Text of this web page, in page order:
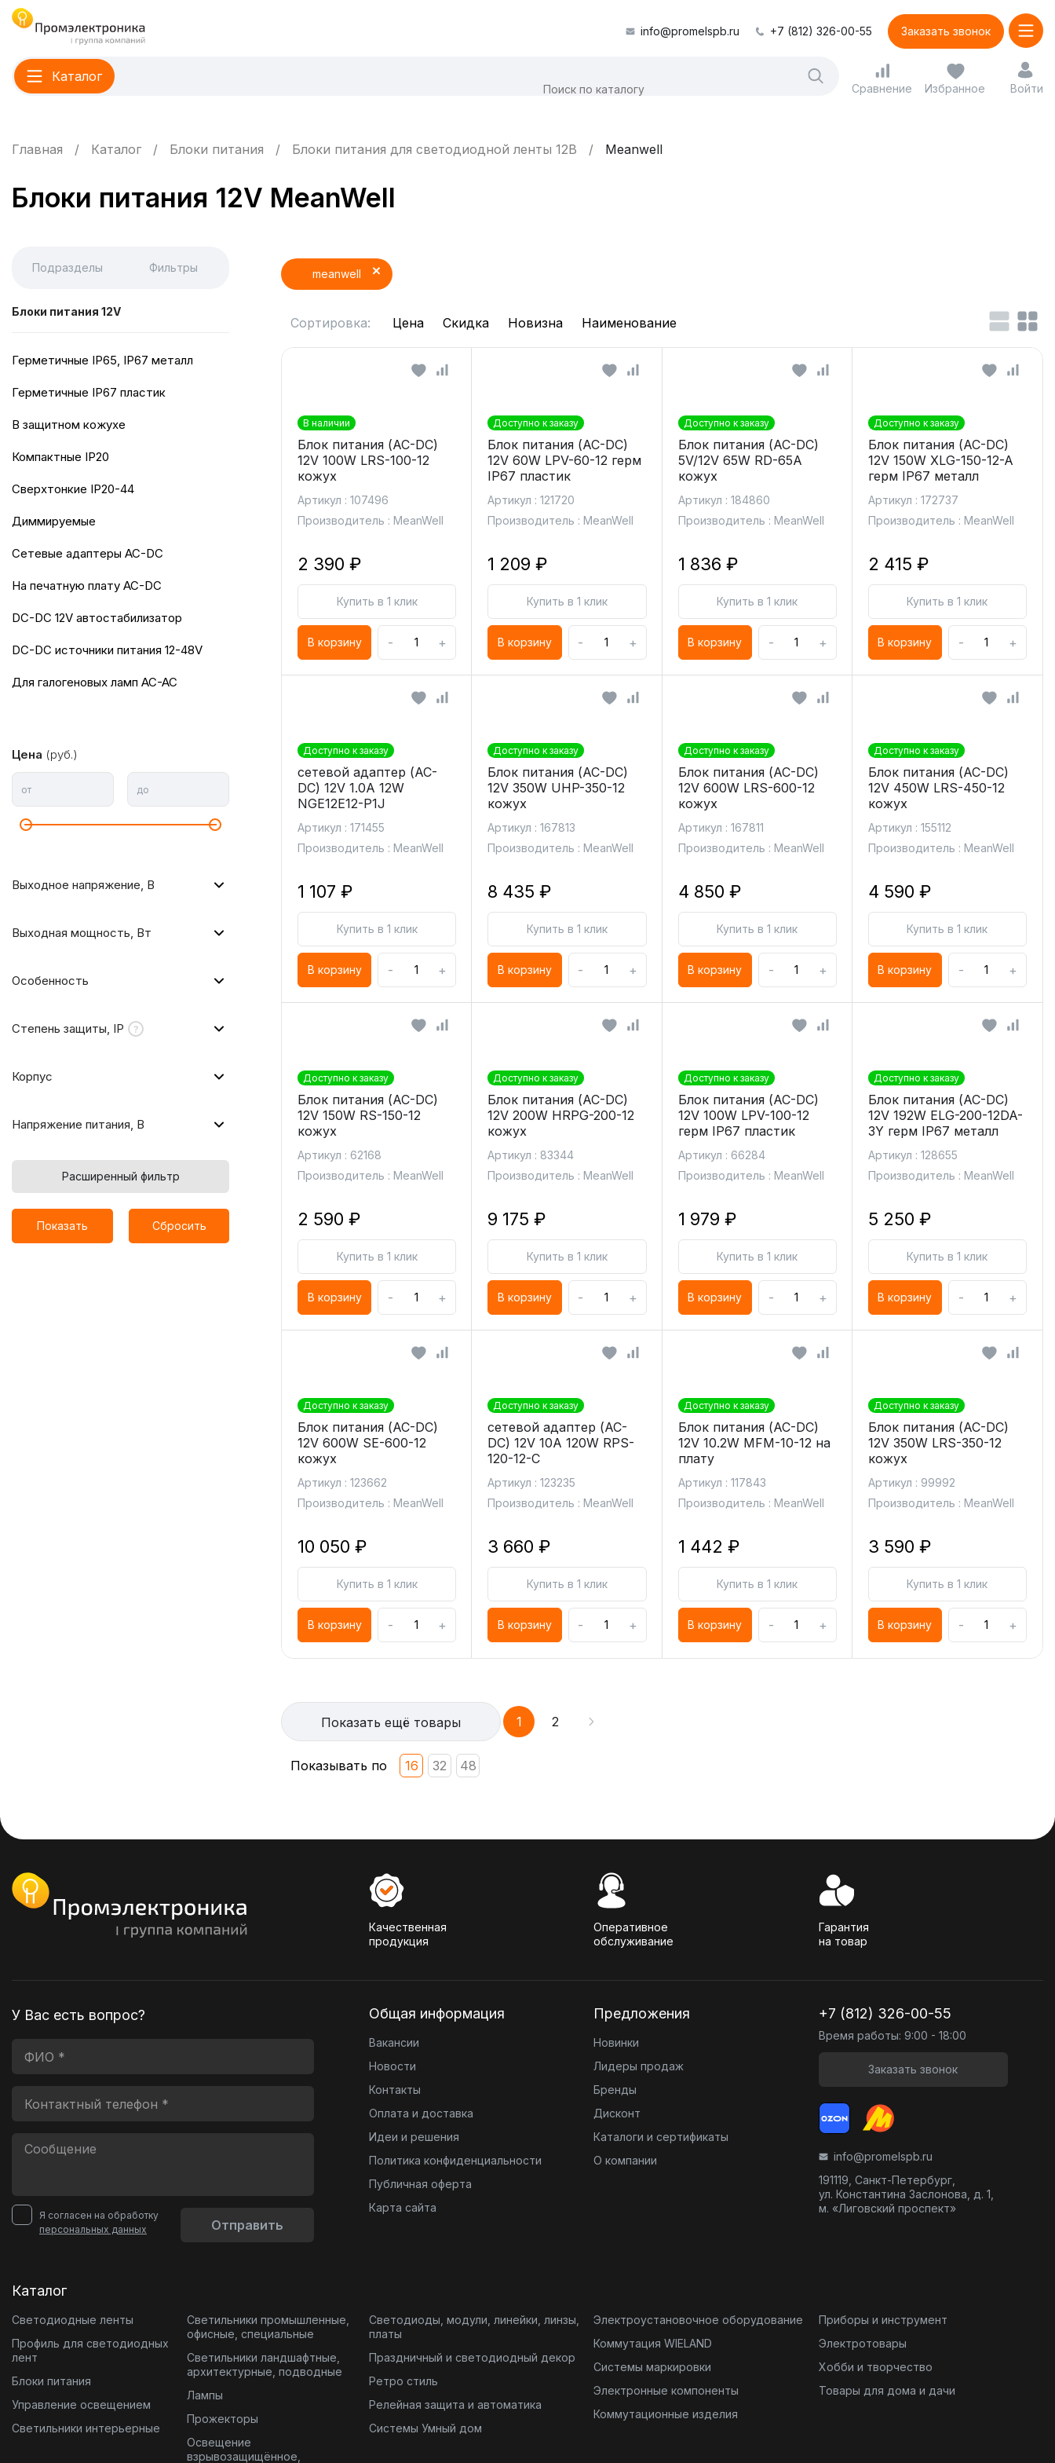
info@promelspb.ru +7 (812) 326-00-55 Заказать звонок
Каталог
Сравнение Избранное Войти
Главная Каталог Блоки питания Блоки питания для светодиодной ленты 12В Meanwell
Блоки питания 12V MeanWell
Подразделы Фильтры
Блоки питания 12V
герметичные IP65, IP67 металл
герметичные IP67 пластик
в защитном кожухе
компактные IP20
сверхтонкие IP20-44
диммируемые
сетевые адаптеры AC-DC
на печатную плату AC-DC
DC-DC 12V автостабилизатор
DC-DC источники питания 12-48V
для галогеновых ламп AC-AC
Цена (руб.)
от до
Выходное напряжение, В
Выходная мощность, Вт
Особенность
Степень защиты, IP
Корпус
Напряжение питания, В
Расширенный фильтр
Показать Сбросить
meanwell
Сортировка: Цена Скидка Новизна Наименование
В наличии
Блок питания (AC-DC)
12V 100W LRS-100-12
кожух
Артикул : 107496
Производитель : MeanWell
2 390 ₽
Купить в 1 клик
В корзину - +
Доступно к заказу
Блок питания (AC-DC)
12V 60W LPV-60-12 герм
IP67 пластик
Артикул : 121720
Производитель : MeanWell
1 209 ₽
Купить в 1 клик
В корзину - +
Доступно к заказу
Блок питания (AC-DC)
5V/12V 65W RD-65A
кожух
Артикул : 184860
Производитель : MeanWell
1 836 ₽
Купить в 1 клик
В корзину - +
Доступно к заказу
Блок питания (AC-DC)
12V 150W XLG-150-12-A
герм IP67 металл
Артикул : 172737
Производитель : MeanWell
2 415 ₽
Купить в 1 клик
В корзину - +
Доступно к заказу
сетевой адаптер (AC-
DC) 12V 1.0A 12W
NGE12E12-P1J
Артикул : 171455
Производитель : MeanWell
1 107 ₽
Купить в 1 клик
В корзину - +
Доступно к заказу
Блок питания (AC-DC)
12V 350W UHP-350-12
кожух
Артикул : 167813
Производитель : MeanWell
8 435 ₽
Купить в 1 клик
В корзину - +
Доступно к заказу
Блок питания (AC-DC)
12V 600W LRS-600-12
кожух
Артикул : 167811
Производитель : MeanWell
4 850 ₽
Купить в 1 клик
В корзину - +
Доступно к заказу
Блок питания (AC-DC)
12V 450W LRS-450-12
кожух
Артикул : 155112
Производитель : MeanWell
4 590 ₽
Купить в 1 клик
В корзину - +
Доступно к заказу
Блок питания (AC-DC)
12V 150W RS-150-12
кожух
Артикул : 62168
Производитель : MeanWell
2 590 ₽
Купить в 1 клик
В корзину - +
Доступно к заказу
Блок питания (AC-DC)
12V 200W HRPG-200-12
кожух
Артикул : 83344
Производитель : MeanWell
9 175 ₽
Купить в 1 клик
В корзину - +
Доступно к заказу
Блок питания (AC-DC)
12V 100W LPV-100-12
герм IP67 пластик
Артикул : 66284
Производитель : MeanWell
1 979 ₽
Купить в 1 клик
В корзину - +
Доступно к заказу
Блок питания (AC-DC)
12V 192W ELG-200-12DA-
3Y герм IP67 металл
Артикул : 128655
Производитель : MeanWell
5 250 ₽
Купить в 1 клик
В корзину - +
Доступно к заказу
Блок питания (AC-DC)
12V 600W SE-600-12
кожух
Артикул : 123662
Производитель : MeanWell
10 050 ₽
Купить в 1 клик
В корзину - +
Доступно к заказу
сетевой адаптер (AC-
DC) 12V 10A 120W RPS-
120-12-C
Артикул : 123235
Производитель : MeanWell
3 660 ₽
Купить в 1 клик
В корзину - +
Доступно к заказу
Блок питания (AC-DC)
12V 10.2W MFM-10-12 на
плату
Артикул : 117843
Производитель : MeanWell
1 442 ₽
Купить в 1 клик
В корзину - +
Доступно к заказу
Блок питания (AC-DC)
12V 350W LRS-350-12
кожух
Артикул : 99992
Производитель : MeanWell
3 590 ₽
Купить в 1 клик
В корзину - +
Показать ещё товары 1 2
Показывать по 16 32 48
Качественная
продукция
Оперативное
обслуживание
Гарантия
на товар
У Вас есть вопрос?
Я согласен на обработку
персональных данных
Отправить
Общая информация
Вакансии
Новости
Контакты
Оплата и доставка
Идеи и решения
Политика конфиденциальности
Публичная оферта
Карта сайта
Предложения
Новинки
Лидеры продаж
Бренды
Дисконт
Каталоги и сертификаты
О компании
+7 (812) 326-00-55
Время работы: 9:00 - 18:00
Заказать звонок
info@promelspb.ru
191119, Санкт-Петербург,
ул. Константина Заслонова, д. 1,
м. «Лиговский проспект»
Каталог
Светодиодные ленты
Профиль для светодиодных
лент
Блоки питания
Управление освещением
Светильники интерьерные
Светильники промышленные,
офисные, специальные
Светильники ландшафтные,
архитектурные, подводные
Лампы
Прожекторы
Освещение
взрывозащищённое,
Светодиоды, модули, линейки, линзы,
платы
Праздничный и светодиодный декор
Ретро стиль
Релейная защита и автоматика
Системы Умный дом
Электроустановочное оборудование
Коммутация WIELAND
Системы маркировки
Электронные компоненты
Коммутационные изделия
Приборы и инструмент
Электротовары
Хобби и творчество
Товары для дома и дачи